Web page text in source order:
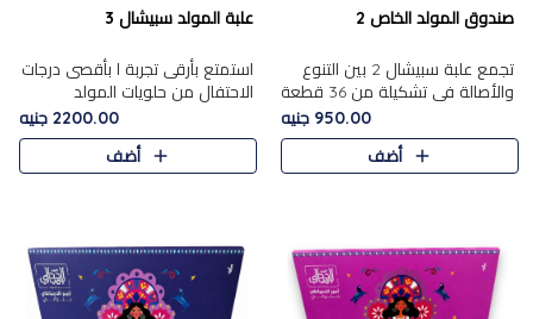
صندوق المولد الخاص 2
تجمع علبة سبيشال 2 بين التنوع
والأصالة في تشكيلة من 36 قطعة
تضم أشهر حلويات المولد الشرقية.
تحتوي العلبة على الجزرية بالفول،
والجزرية بالبن..
950.00 جنيه
أضف
علبة المولد سبيشال 3
استمتع بأرقى تجربة ا بأقصى درجات
الاحتفال من حلويات المولد
المصريه الأصيلة مع هذه الفخامة
مع علبة سبيشال 3 التي تضم 56
قطعة من تشكيلة استثن..
2200.00 جنيه
أضف